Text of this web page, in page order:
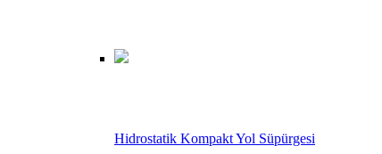
Hidrostatik Kompakt Yol Süpürgesi